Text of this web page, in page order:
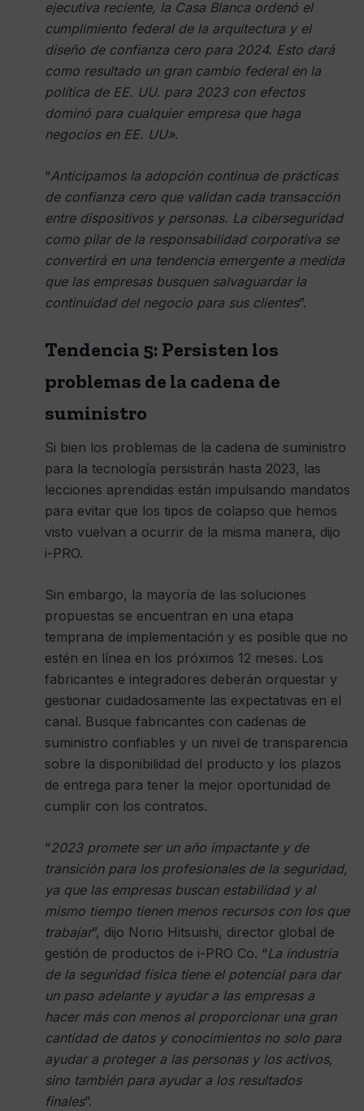
ejecutiva reciente, la Casa Blanca ordenó el
cumplimiento federal de la arquitectura y el
diseño de confianza cero para 2024. Esto dará
como resultado un gran cambio federal en la
política de EE. UU. para 2023 con efectos
dominó para cualquier empresa que haga
negocios en EE. UU».
“Anticipamos la adopción continua de prácticas
de confianza cero que validan cada transacción
entre dispositivos y personas. La ciberseguridad
como pilar de la responsabilidad corporativa se
convertirá en una tendencia emergente a medida
que las empresas busquen salvaguardar la
continuidad del negocio para sus clientes”.
Tendencia 5: Persisten los
problemas de la cadena de
suministro
Si bien los problemas de la cadena de suministro
para la tecnología persistirán hasta 2023, las
lecciones aprendidas están impulsando mandatos
para evitar que los tipos de colapso que hemos
visto vuelvan a ocurrir de la misma manera, dijo
i-PRO.
Sin embargo, la mayoría de las soluciones
propuestas se encuentran en una etapa
temprana de implementación y es posible que no
estén en línea en los próximos 12 meses. Los
fabricantes e integradores deberán orquestar y
gestionar cuidadosamente las expectativas en el
canal. Busque fabricantes con cadenas de
suministro confiables y un nivel de transparencia
sobre la disponibilidad del producto y los plazos
de entrega para tener la mejor oportunidad de
cumplir con los contratos.
“2023 promete ser un año impactante y de
transición para los profesionales de la seguridad,
ya que las empresas buscan estabilidad y al
mismo tiempo tienen menos recursos con los que
trabajar”, ​​dijo Norio Hitsuishi, director global de
gestión de productos de i-PRO Co. “La industria
de la seguridad física tiene el potencial para dar
un paso adelante y ayudar a las empresas a
hacer más con menos al proporcionar una gran
cantidad de datos y conocimientos no solo para
ayudar a proteger a las personas y los activos,
sino también para ayudar a los resultados
finales”.